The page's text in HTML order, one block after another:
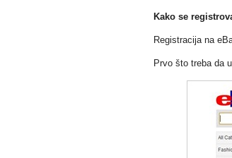
Kako se
Registracija na
Prvo što treba da